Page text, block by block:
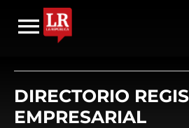
DIRECTORIO
EMPRESARIAL